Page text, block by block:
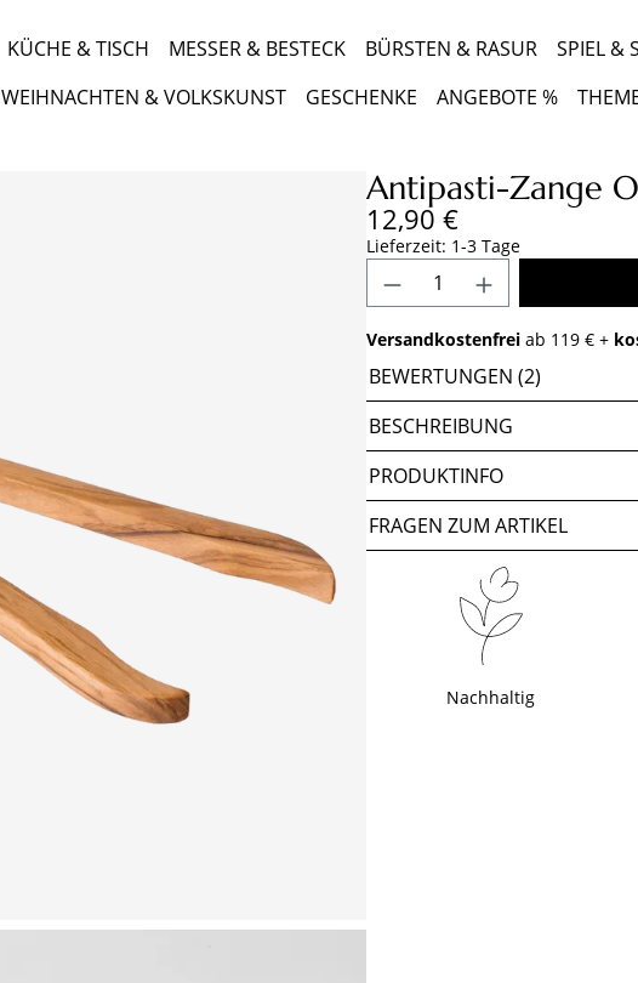
KÜCHE & TISCH MESSER & BESTECK BÜRSTEN & RASUR
SPIEL &
WEIHNACHTEN & VOLKSKUNST
GESCHENKE ANGEBOTE %
Antipasti-Zange
Regulärer Preis:
12,90 €
Lieferzeit: 1-3 Tage
Produkt Anzahl:
Versandkostenfrei ab 119 € +
BEWERTUNGEN (2)
BESCHREIBUNG
PRODUKTINFO
FRAGEN ZUM ARTIKEL
Nachhaltig